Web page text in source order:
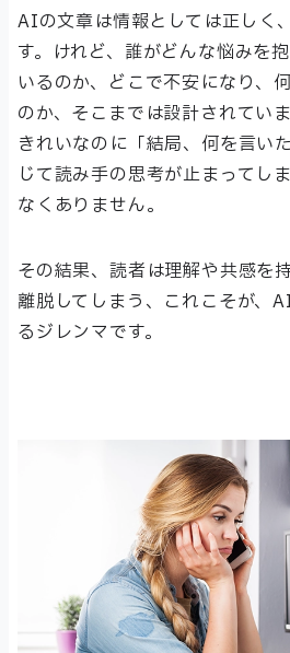
AIの文章は情報としては正しく
す。けれど、誰がどんな悩みを
いるのか、どこで不安になり、
のか、そこまでは設計されてい
きれいなのに「結局、何を言い
じて読み手の思考が止まってし
なくありません。
その結果、読者は理解や共感を
離脱してしまう、これこそが、
るジレンマです。